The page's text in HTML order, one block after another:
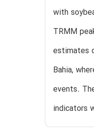
with
TRMM
estimates
Bahia,
events.
indicators